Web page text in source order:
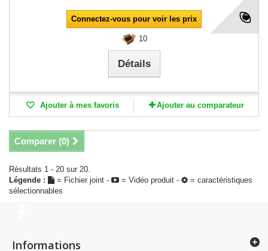
Connectez-vous pour voir les prix
10
Détails
Ajouter à mes favoris Ajouter au comparateur
Comparer (0)
Résultats 1 - 20 sur 20.
Légende :
= Fichier joint - = Vidéo produit -
= caractéristiques
sélectionnables
Informations